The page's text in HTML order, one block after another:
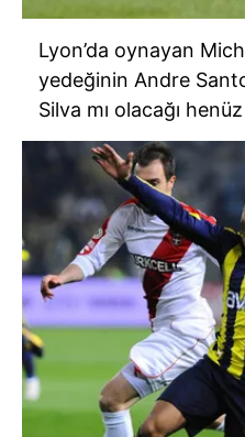
Lyon’da oynayan
yedeğinin Andre
Silva mı olacağı